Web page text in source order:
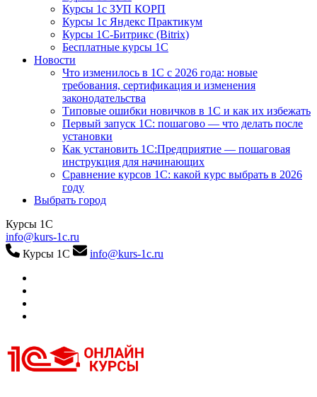
Курсы 1с ЗУП КОРП
Курсы 1с Яндекс Практикум
Курсы 1С-Битрикс (Bitrix)
Бесплатные курсы 1С
Новости
Что изменилось в 1С с 2026 года: новые
требования, сертификация и изменения
законодательства
Типовые ошибки новичков в 1С и как их избежать
Первый запуск 1С: пошагово — что делать после
установки
Как установить 1С:Предприятие — пошаговая
инструкция для начинающих
Сравнение курсов 1С: какой курс выбрать в 2026
году
Выбрать город
Курсы 1С
info@kurs-1c.ru
Курсы 1С
info@kurs-1c.ru